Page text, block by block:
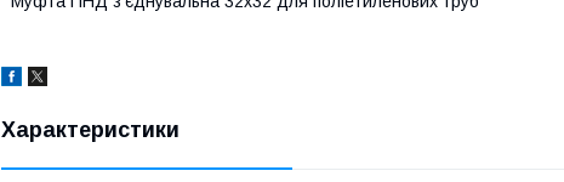
Характеристики